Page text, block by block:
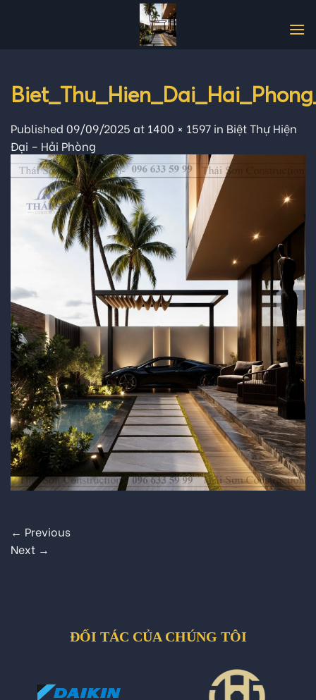
Published 09/09/2025 at 1400 × 1597 in Biệt Thự Hiện
Đại – Hải Phòng
← Previous
Next →
ĐỐI TÁC CỦA CHÚNG TÔI